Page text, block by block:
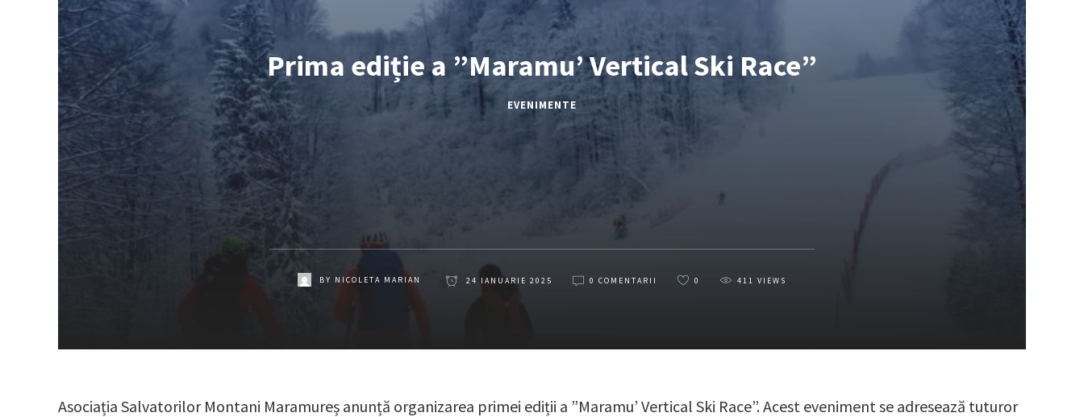
Prima ediție a ”Maramu’ Vertical Ski Race”
EVENIMENTE
BY NICOLETA MARIAN 24 IANUARIE 2025 0 COMENTARII 0 411 VIEWS
Asociația Salvatorilor Montani Maramureș anunță organizarea primei ediții a ”Maramu’ Vertical Ski Race”. Acest eveniment se adresează tuturor